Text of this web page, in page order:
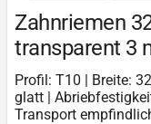
Zahnriemen
transparent 3
Profil: T10 | Breite:
glatt |
Transport